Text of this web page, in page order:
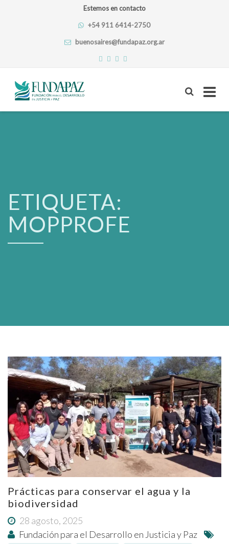
Estemos en contacto
+54 911 6414-2750
buenosaires@fundapaz.org.ar
Skip
ETIQUETA:
MOPPROFE
Prácticas para conservar el agua y la
biodiversidad
28 agosto, 2025
Fundación para el Desarrollo en Justicia y Paz